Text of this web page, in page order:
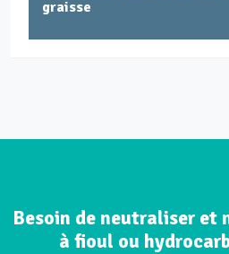
graisse
Besoin de neutraliser et
à fioul ou